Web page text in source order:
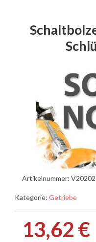
Artikelnummer:
Kategorie: Getriebe
13,62 €